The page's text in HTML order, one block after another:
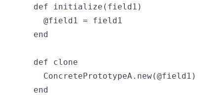
  def initialize(field1)
    @field1 = field1
  end
  def clone
    ConcretePrototypeA.new(@field1)
  end